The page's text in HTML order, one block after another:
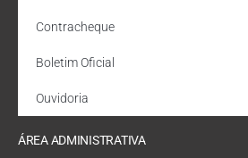
Contracheque
Boletim Oficial
Ouvidoria
ÁREA ADMINISTRATIVA